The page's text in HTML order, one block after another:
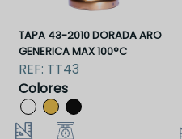
TAPA 43-2010 DORADA ARO
GENERICA MAX 100°C
REF: TT43
Colores